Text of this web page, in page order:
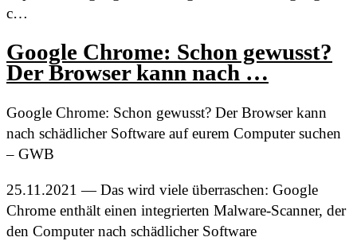
c…
Google Chrome: Schon gewusst?
Der Browser kann nach …
Google Chrome: Schon gewusst? Der Browser kann
nach schädlicher Software auf eurem Computer suchen
– GWB
25.11.2021 — Das wird viele überraschen: Google
Chrome enthält einen integrierten Malware-Scanner, der
den Computer nach schädlicher Software